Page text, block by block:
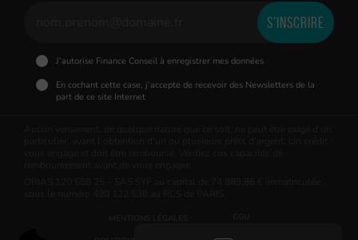
J’autorise Finance Conseil à enregistrer mes données
En cochant cette case, j’accepte de recevoir des Newsletters de la
part de ce site Internet